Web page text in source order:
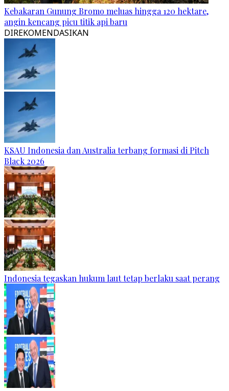
Kebakaran Gunung Bromo meluas hingga 120 hektare,
angin kencang picu titik api baru
DIREKOMENDASIKAN
KSAU Indonesia dan Australia terbang formasi di Pitch
Black 2026
Indonesia tegaskan hukum laut tetap berlaku saat perang